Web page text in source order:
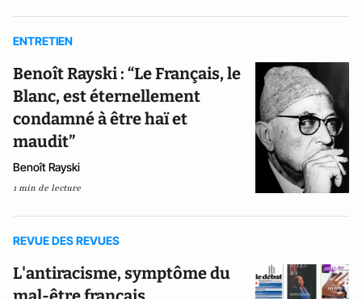
ENTRETIEN
Benoît Rayski : “Le Français, le
Blanc, est éternellement
condamné à être haï et
maudit”
Benoît Rayski
1 min de lecture
REVUE DES REVUES
L'antiracisme, symptôme du